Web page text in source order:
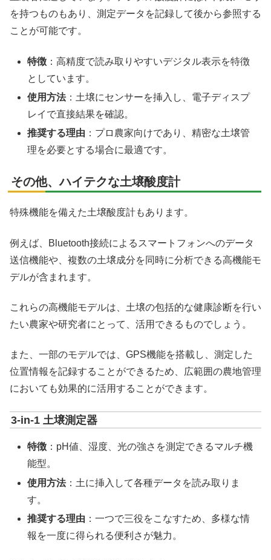
を持つものもあり、測定データを記録して後から参照する
ことが可能です。
特徴 ：高精度で読み取りやすいデジタル表示を特徴
としています。
使用方法：土壌にセンサーを挿入し、電子ディスプ
レイで直接結果を確認。
推奨する理由 ：プロ農家向けであり、精密な土壌管
理を必要とする場合に最適です。
その他、ハイテクな土壌酸度計
特殊機能を備えた土壌酸度計もあります。
例えば、Bluetooth接続によるスマートフォンへのデータ
送信機能や、複数の土壌成分を同時に分析できる高機能モ
デルが含まれます。
これらの高機能モデルは、土壌の包括的な健康診断を行い
たい農家や研究者にとって、活用できるものでしょう。
また、一部のモデルでは、GPS機能を搭載し、測定した
位置情報を記録することができるため、広範囲の農地管理
においても効果的に活用することができます。
3-in-1 土壌測定器
特徴 ：pH値、湿度、光の強さを測定できるマルチ機
能型。
使用方法：土に挿入して各種データを読み取りま
す。
推奨する理由 ：一つで三役をこなすため、多様な情
報を一度に得られる便利さが魅力。